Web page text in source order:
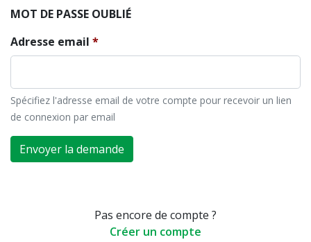
MOT DE PASSE OUBLIÉ
Adresse email
Spécifiez l'adresse email de votre compte pour recevoir un lien
de connexion par email
Envoyer la demande
Pas encore de compte ?
Créer un compte